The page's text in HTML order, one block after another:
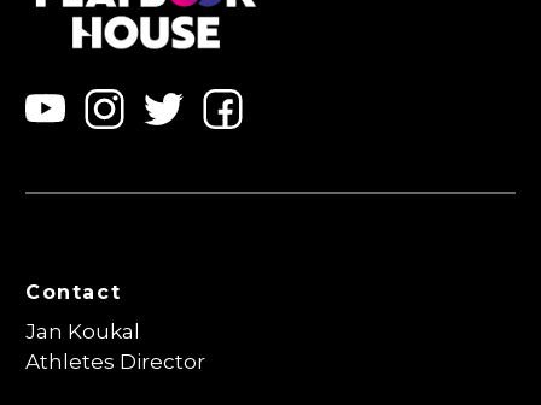
Contact
Jan Koukal
Athletes Director